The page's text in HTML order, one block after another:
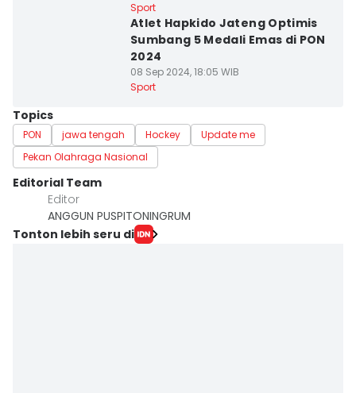
Sport
Atlet Hapkido Jateng Optimis
Sumbang 5 Medali Emas di PON
2024
08 Sep 2024, 18:05 WIB
Sport
Topics
PON jawa tengah Hockey
Update me
Pekan Olahraga Nasional
Editorial Team
Editor
ANGGUN PUSPITONINGRUM
Tonton lebih seru di